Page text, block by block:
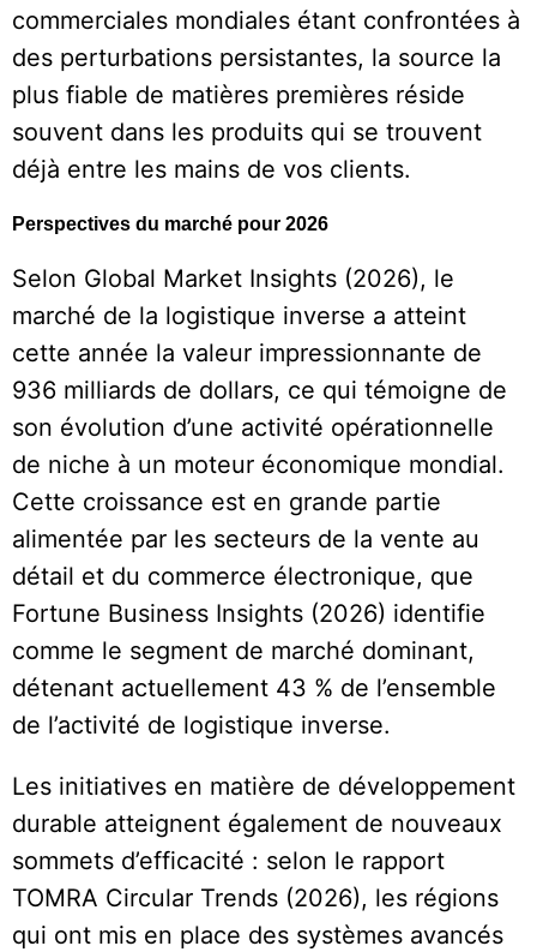
commerciales mondiales étant confrontées à
des perturbations persistantes, la source la
plus fiable de matières premières réside
souvent dans les produits qui se trouvent
déjà entre les mains de vos clients.
Perspectives du marché pour 2026
Selon Global Market Insights (2026), le
marché de la logistique inverse a atteint
cette année la valeur impressionnante de
936 milliards de dollars, ce qui témoigne de
son évolution d’une activité opérationnelle
de niche à un moteur économique mondial.
Cette croissance est en grande partie
alimentée par les secteurs de la vente au
détail et du commerce électronique, que
Fortune Business Insights (2026) identifie
comme le segment de marché dominant,
détenant actuellement 43 % de l’ensemble
de l’activité de logistique inverse.
Les initiatives en matière de développement
durable atteignent également de nouveaux
sommets d’efficacité : selon le rapport
TOMRA Circular Trends (2026), les régions
qui ont mis en place des systèmes avancés